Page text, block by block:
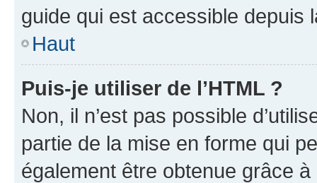
guide qui est accessible depuis
Haut
Puis-je utiliser de l’HTML ?
Non, il n’est pas possible
partie de la mise en forme qui
également être obtenue grâce à